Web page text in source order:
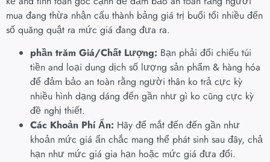
mua đang thừa nhận cấu thành bảng giá trị buổi tối nhiều đến
số quăng quật ra mức giá đang đưa ra.
phần trăm Giá/Chất Lượng: Bạn phải đối chiếu túi
tiền and loại dung dịch số lượng sản phẩm & hàng hóa
để đảm bảo an toàn rằng người thân ko trả cực kỳ
nhiều hình dạng dáng đến gần như gì ko cũng cực kỳ
đề nghị thiết.
Các Khoản Phí Ẩn: Hãy để mắt đến đến gần như
khoản mức giá ẩn chắc mang thể phát sinh sau đây, chả
hạn như mức giá gia hạn hoặc mức giá đưa đổi.